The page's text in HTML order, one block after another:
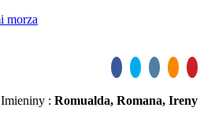
Imieniny : Romualda, Romana, Ireny